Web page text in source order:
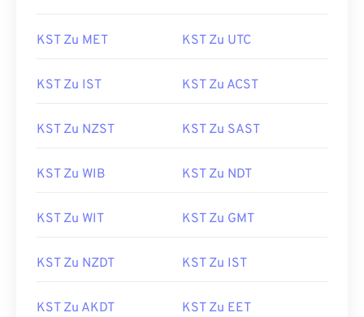
KST Zu MET KST Zu UTC
KST Zu IST KST Zu ACST
KST Zu NZST KST Zu SAST
KST Zu WIB KST Zu NDT
KST Zu WIT KST Zu GMT
KST Zu NZDT KST Zu IST
KST Zu AKDT KST Zu EET